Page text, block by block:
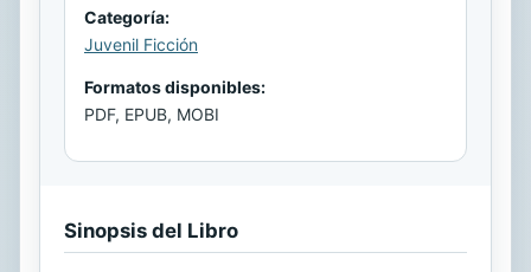
Categoría:
Juvenil Ficción
Formatos disponibles:
PDF, EPUB, MOBI
Sinopsis del Libro